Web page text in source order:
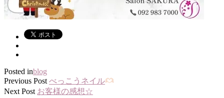
Posted inblog
Previous Post べっこうネイル
Next Post お客様の感想☆